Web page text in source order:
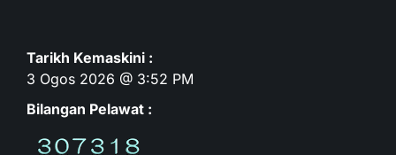
Tarikh Kemaskini :
3 Ogos 2026 @ 3:52 PM
Bilangan Pelawat :